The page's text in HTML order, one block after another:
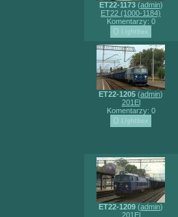
ET22-1173(admin)
ET22 (1000-1184)
Komentarzy: 0
ET22-1205 (admin)
201El
Komentarzy: 0
ET22-1209 (admin)
201El